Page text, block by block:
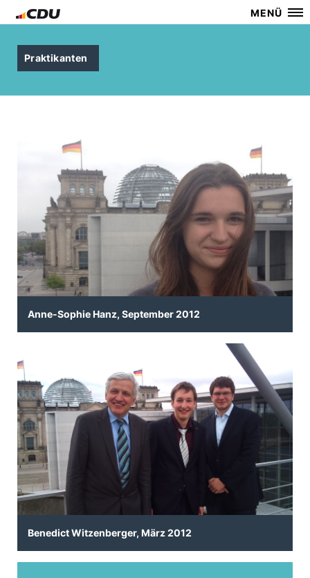
MENÜ
Praktikanten
Anne-Sophie Hanz, September 2012
Benedict Witzenberger, März 2012